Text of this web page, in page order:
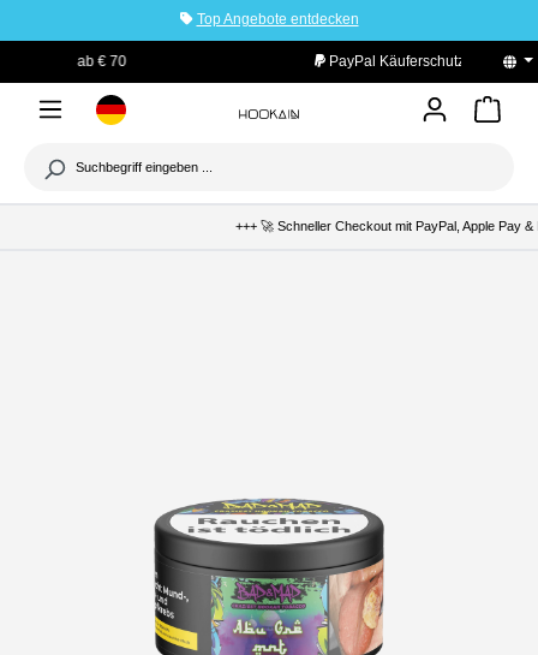
Top Angebote entdecken
PayPal Käuferschutz
+++ 🚀 Schneller Checkout mit PayPal, Apple Pay &